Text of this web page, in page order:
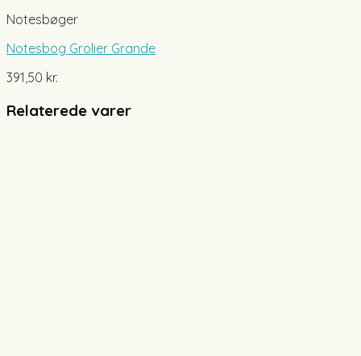
Notesbøger
Notesbog Grolier Grande
391,50 kr.
Relaterede varer